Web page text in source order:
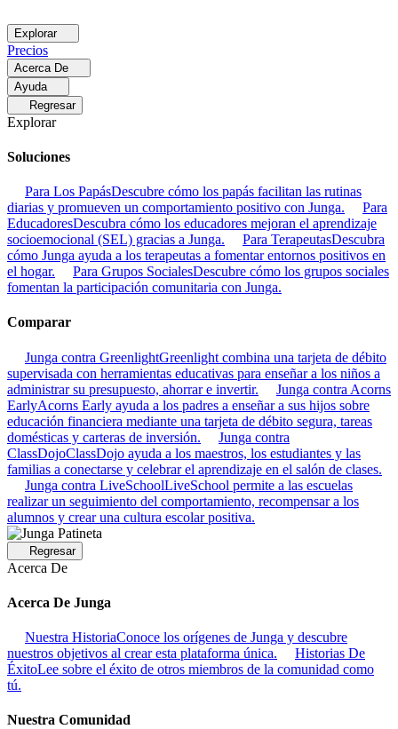
Explorar
Precios
Acerca De
Ayuda
Regresar
Explorar
Soluciones
Para Los PapásDescubre cómo los papás facilitan las rutinas
diarias y promueven un comportamiento positivo con Junga.
Para
EducadoresDescubra cómo los educadores mejoran el aprendizaje
socioemocional (SEL) gracias a Junga.
Para TerapeutasDescubra
cómo Junga ayuda a los terapeutas a fomentar entornos positivos en
el hogar.
Para Grupos SocialesDescubre cómo los grupos sociales
fomentan la participación comunitaria con Junga.
Comparar
Junga contra GreenlightGreenlight combina una tarjeta de débito
supervisada con herramientas educativas para enseñar a los niños a
administrar su presupuesto, ahorrar e invertir.
Junga contra Acorns
EarlyAcorns Early ayuda a los padres a enseñar a sus hijos sobre
educación financiera mediante una tarjeta de débito segura, tareas
domésticas y carteras de inversión.
Junga contra
ClassDojoClassDojo ayuda a los maestros, los estudiantes y las
familias a conectarse y celebrar el aprendizaje en el salón de clases.
Junga contra LiveSchoolLiveSchool permite a las escuelas
realizar un seguimiento del comportamiento, recompensar a los
alumnos y crear una cultura escolar positiva.
Regresar
Acerca De
Acerca De Junga
Nuestra HistoriaConoce los orígenes de Junga y descubre
nuestros objetivos al crear esta plataforma única.
Historias De
ÉxitoLee sobre el éxito de otros miembros de la comunidad como
tú.
Nuestra Comunidad